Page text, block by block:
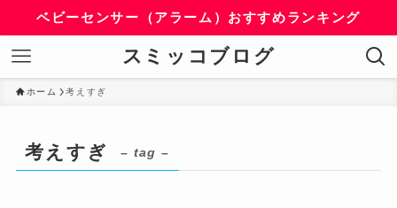
ベビーセンサー（アラーム）おすすめランキング
スミッコブログ
ホーム 考えすぎ
考えすぎ – tag –